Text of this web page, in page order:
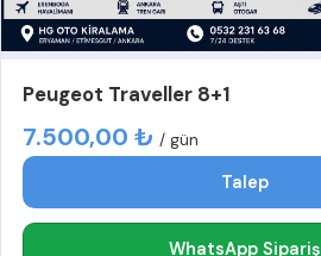
Peugeot Traveller 8+1
7.500,00 ₺ / gün
Talep
WhatsApp Sipariş